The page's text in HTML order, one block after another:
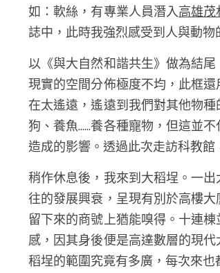
如：軟絲，有專業人員潛入高雄茂
誌中，此時我強烈感受到人與動
以《與大自然和諧共生》做為結
現實的空間分佈極度不均，此框
在太遙遠，遙遠到我們對其他物
狗、養魚......養各種寵物，但這並
造成的影響。透過此次走訪科教
稍作休息後，我來到大稻埕。一
往的發展興衰，呈現有別於高樓
留下來的商號上猶能嗅得。十連
感，因其身後便是高達數層的現
稻埕的範圍究竟有多廣，每次來